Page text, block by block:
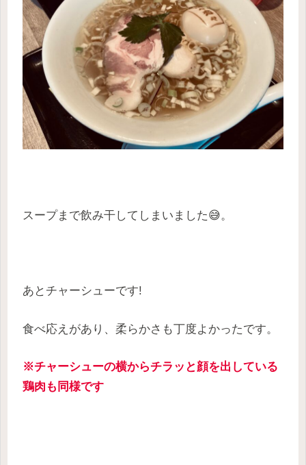
スープまで飲み干してしまいました😅。
あとチャーシューです!
食べ応えがあり、柔らかさも丁度よかったです。
※チャーシューの横からチラッと顔を出している
鶏肉も同様です